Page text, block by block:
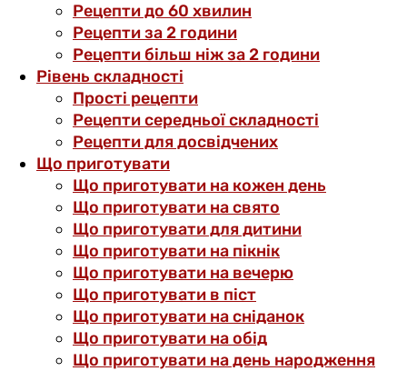
Рецепти до 60 хвилин
Рецепти за 2 години
Рецепти більш ніж за 2 години
Рівень складності
Прості рецепти
Рецепти середньої складності
Рецепти для досвідчених
Що приготувати
Що приготувати на кожен день
Що приготувати на свято
Що приготувати для дитини
Що приготувати на пікнік
Що приготувати на вечерю
Що приготувати в піст
Що приготувати на сніданок
Що приготувати на обід
Що приготувати на день народження